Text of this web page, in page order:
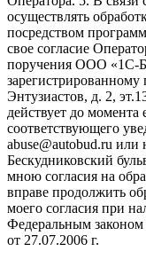
осуществлять
посредством
свое согласие
поручения ООО «1С-
Энтузиастов, д. 2,
действует до момента
соответствующего
abuse@autobud.ru или
Бескудниковский
мною согласия на
вправе продолжить
моего согласия при
Федеральным
от 27.07.2006 г.